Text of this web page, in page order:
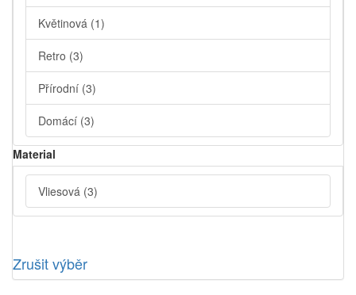
Květinová (1)
Retro (3)
Přírodní (3)
Domácí (3)
Material
Vliesová (3)
Zrušit výběr